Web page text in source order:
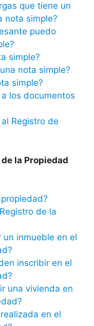
que tiene un
nota simple?
puedo
simple?
nota simple?
simple?
los documentos
Registro de
la Propiedad
de la
un inmueble en el
inscribir en el
una vivienda en
en el